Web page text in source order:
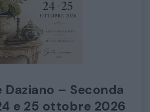
Daziano – Seconda
e 25 ottobre 2026